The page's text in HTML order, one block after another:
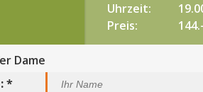
Uhrzeit:
Preis:
Dame
*